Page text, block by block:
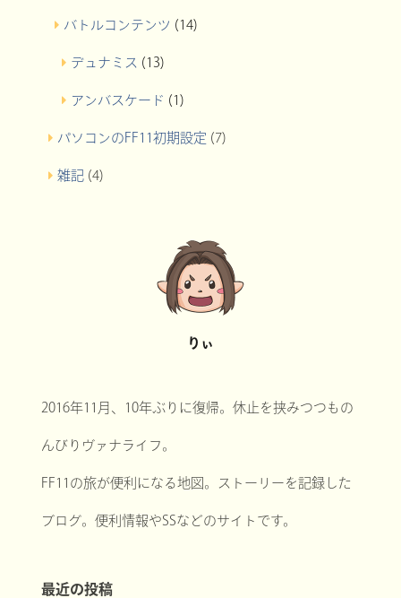
バトルコンテンツ (14)
デュナミス (13)
アンバスケード (1)
パソコンのFF11初期設定 (7)
雑記(4)
りぃ
2016年11月、10年ぶりに復帰。休止を挟みつつもの
んびりヴァナライフ。
FF11の旅が便利になる地図。ストーリーを記録した
ブログ。便利情報やSSなどのサイトです。
最近の投稿